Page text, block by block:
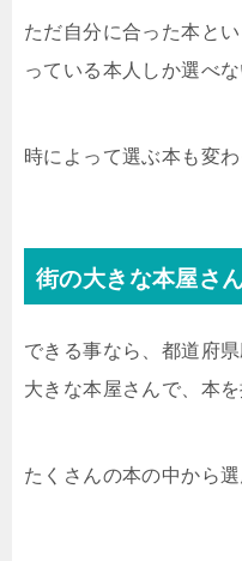
ただ自分に合った本と
っている本人しか選べな
時によって選ぶ本も変
街の大きな本屋さ
できる事なら、都道府
大きな本屋さんで、本
たくさんの本の中から